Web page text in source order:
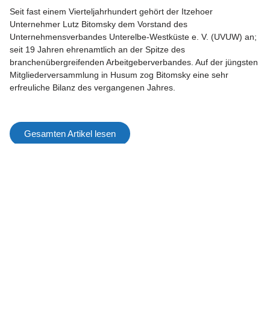
Seit fast einem Vierteljahrhundert gehört der Itzehoer
Unternehmer Lutz Bitomsky dem Vorstand des
Unternehmensverbandes Unterelbe-Westküste e. V. (UVUW) an;
seit 19 Jahren ehrenamtlich an der Spitze des
branchenübergreifenden Arbeitgeberverbandes. Auf der jüngsten
Mitgliederversammlung in Husum zog Bitomsky eine sehr
erfreuliche Bilanz des vergangenen Jahres.
Gesamten Artikel lesen